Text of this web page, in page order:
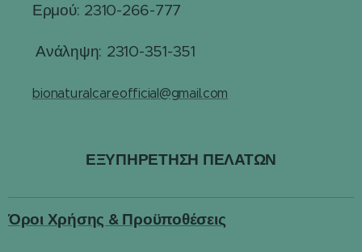
Ερμού: 2310-266-777
Ανάληψη: 2310-351-351
bionaturalcareofficial@gmail.com
ΕΞΥΠΗΡΕΤΗΣΗ ΠΕΛΑΤΩΝ
Όροι Χρήσης & Προϋποθέσεις